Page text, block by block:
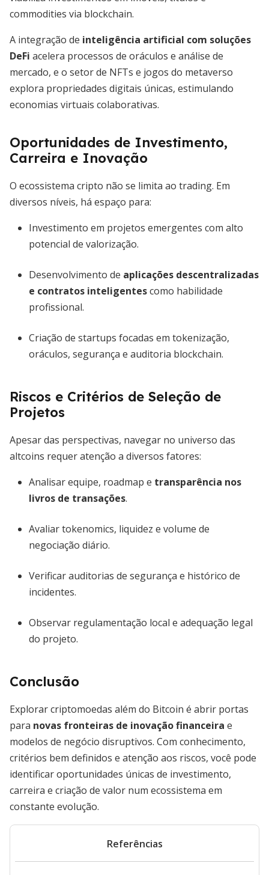
commodities via blockchain.
A integração de inteligência artificial com soluções
DeFi acelera processos de oráculos e análise de
mercado, e o setor de NFTs e jogos do metaverso
explora propriedades digitais únicas, estimulando
economias virtuais colaborativas.
Oportunidades de Investimento,
Carreira e Inovação
O ecossistema cripto não se limita ao trading. Em
diversos níveis, há espaço para:
Investimento em projetos emergentes com alto
potencial de valorização.
Desenvolvimento de aplicações descentralizadas
e contratos inteligentescomo habilidade
profissional.
Criação de startups focadas em tokenização,
oráculos, segurança e auditoria blockchain.
Riscos e Critérios de Seleção de
Projetos
Apesar das perspectivas, navegar no universo das
altcoins requer atenção a diversos fatores:
Analisar equipe, roadmap e transparência nos
livros de transações.
Avaliar tokenomics, liquidez e volume de
negociação diário.
Verificar auditorias de segurança e histórico de
incidentes.
Observar regulamentação local e adequação legal
do projeto.
Conclusão
Explorar criptomoedas além do Bitcoin é abrir portas
para novas fronteiras de inovação financeira e
modelos de negócio disruptivos. Com conhecimento,
critérios bem definidos e atenção aos riscos, você pode
identificar oportunidades únicas de investimento,
carreira e criação de valor num ecossistema em
constante evolução.
Referências